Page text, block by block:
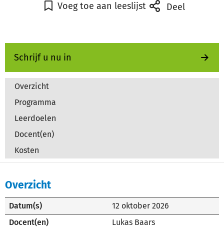
Voeg toe aan leeslijst Deel
Schrijf u nu in
Overzicht
Programma
Leerdoelen
Docent(en)
Kosten
Overzicht
Datum(s)
12 oktober 2026
Docent(en)
Lukas Baars